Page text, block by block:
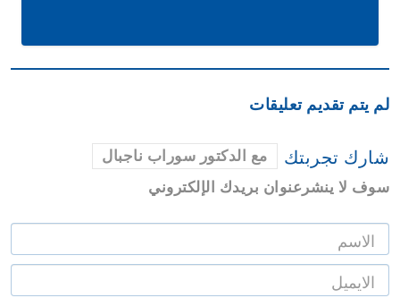
لم يتم تقديم تعليقات
شارك تجربتك
مع الدكتور سوراب ناجبال
سوف لا ينشرعنوان بريدك الإلكتروني